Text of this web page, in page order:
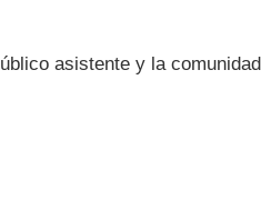
asistente y la